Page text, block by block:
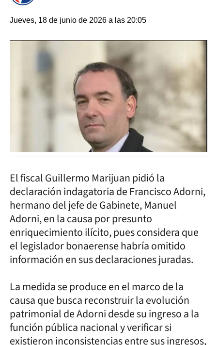
Jueves, 18 de junio de 2026 a las 20:05
El fiscal Guillermo Marijuan pidió la
declaración indagatoria de Francisco Adorni,
hermano del jefe de Gabinete, Manuel
Adorni, en la causa por presunto
enriquecimiento ilícito, pues considera que
el legislador bonaerense habría omitido
información en sus declaraciones juradas.
La medida se produce en el marco de la
causa que busca reconstruir la evolución
patrimonial de Adorni desde su ingreso a la
función pública nacional y verificar si
existieron inconsistencias entre sus ingresos,